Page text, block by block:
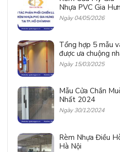
Nhựa PVC Gia
Ngày 04/05/2026
Tổng hợp 5 mẫu
được ưa chuộng
Ngày 15/03/2025
Mẫu Cửa Chắn
Nhất 2024
Ngày 30/12/2024
Rèm Nhựa Điều
Hà Nội